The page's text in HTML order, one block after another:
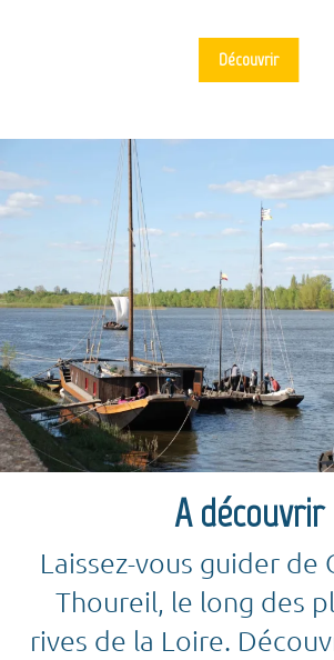
Découvrir
A découvrir
Laissez-vous guider de
Thoureil, le long des
rives de la Loire.